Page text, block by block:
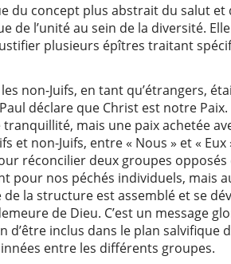
du concept plus abstrait du salut et
de l’unité au sein de la diversité.
plusieurs épîtres traitant
non-Juifs, en tant qu’étrangers,
déclare que Christ est notre
mais une paix achetée
et non-Juifs, entre « Nous » et « Eux
réconcilier deux groupes opposés
pour nos péchés individuels, mais
la structure est assemblé et se
de Dieu. C’est un message
inclus dans le plan salvifique
entre les différents groupes.